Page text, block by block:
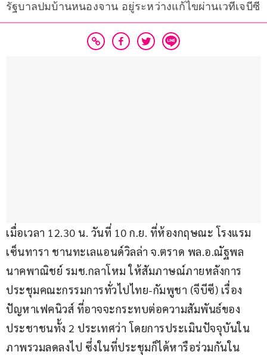
รัฐบาลปมบ้านหนองจาน อยู่ระหว่างแก้ไขผ่านเวทีเจบีซี
เมื่อเวลา 12.30 น. วันที่ 10 ก.ย. ที่ห้องกฤษณะ โรงแรม
เซ็นทารา ชานทะเลแอนด์วิลล่า จ.ตราด พล.อ.ณัฐพล
นาคพาณิชย์ รมช.กลาโหม ให้สัมภาษณ์ภายหลังการ
ประชุมคณะกรรมการทั่วไปไทย-กัมพูชา (จีบีซี) เรื่อง
ปัญหาเฟคนิวส์ ที่อาจจะกระทบต่อความสัมพันธ์ของ
ประชาชนทั้ง 2 ประเทศว่า โดยการประเมินปัจจุบันใน
ภาพรวมลดลงไป ซึ่งในที่ประชุมก็ได้หารือร่วมกันใน